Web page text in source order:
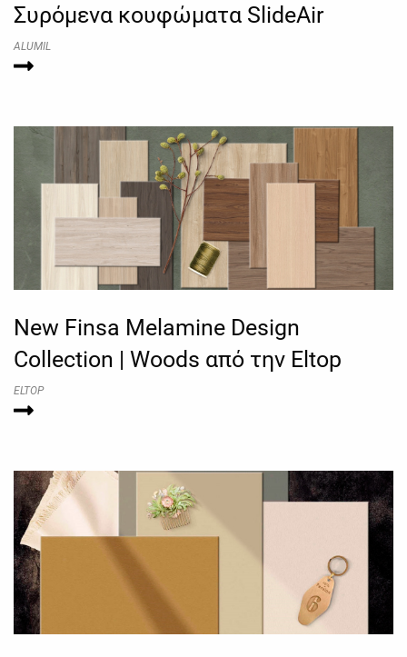
Συρόμενα κουφώματα SlideAir
ALUMIL
New Finsa Melamine Design
Collection | Woods από την Eltop
ELTOP